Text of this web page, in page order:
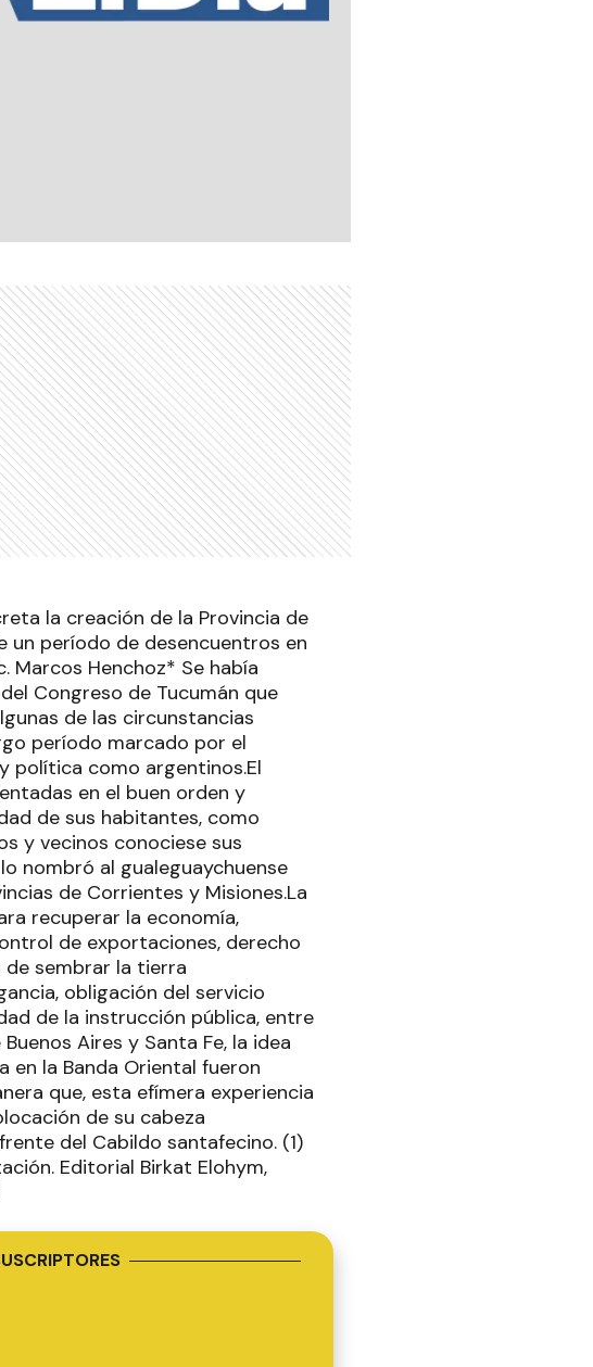
la creación de la Provincia de
un período de desencuentros en
Henchoz* Se había
Congreso de Tucumán que
de las circunstancias
período marcado por el
política como argentinos.El
en el buen orden y
de sus habitantes, como
y vecinos conociese sus
nombró al gualeguaychuense
de Corrientes y Misiones.La
recuperar la economía,
de exportaciones, derecho
de sembrar la tierra
obligación del servicio
de la instrucción pública, entre
Aires y Santa Fe, la idea
en la Banda Oriental fueron
que, esta efímera experiencia
de su cabeza
del Cabildo santafecino. (1)
Editorial Birkat Elohym,